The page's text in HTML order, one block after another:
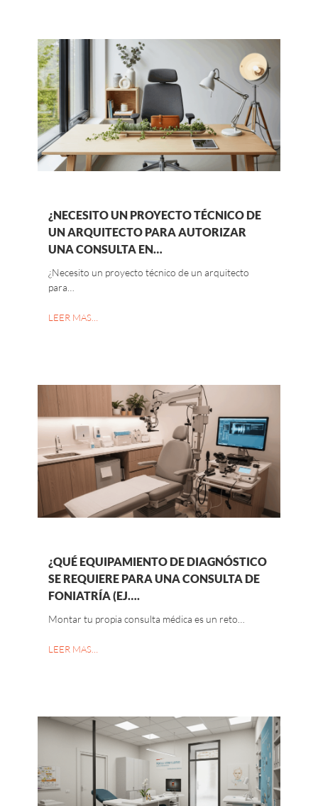
¿NECESITO UN PROYECTO TÉCNICO DE
UN ARQUITECTO PARA AUTORIZAR
UNA CONSULTA EN…
¿Necesito un proyecto técnico de un arquitecto
para…
LEER MAS…
¿QUÉ EQUIPAMIENTO DE DIAGNÓSTICO
SE REQUIERE PARA UNA CONSULTA DE
FONIATRÍA (EJ….
Montar tu propia consulta médica es un reto…
LEER MAS…